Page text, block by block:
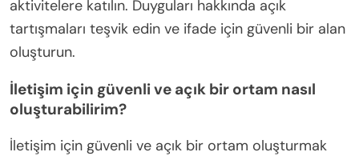
aktivitelere katılın. Duyguları hakkında açık
tartışmaları teşvik edin ve ifade için güvenli bir alan
oluşturun.
İletişim için güvenli ve açık bir ortam nasıl
oluşturabilirim?
İletişim için güvenli ve açık bir ortam oluşturmak